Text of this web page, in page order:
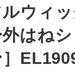
ルウィ
はね
］